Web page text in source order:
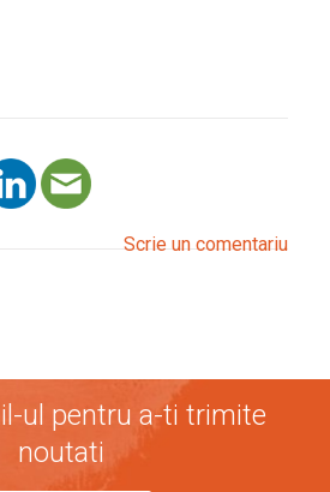
Scrie un comentariu
ul pentru a-ti trimite
noutati